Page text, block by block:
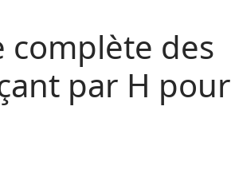
complète des
par H pour